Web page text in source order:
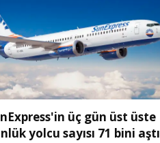
üç gün üst üste
yolcu sayısı 71 bini aştı